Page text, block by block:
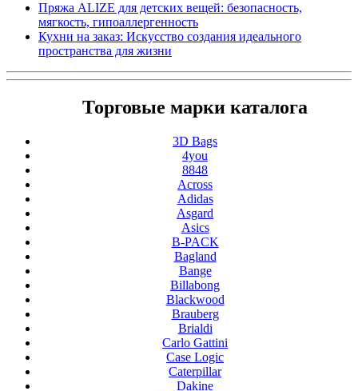
Пряжа ALIZE для детских вещей: безопасность,
мягкость, гипоаллергенность
Кухни на заказ: Искусство создания идеального
пространства для жизни
Торговые марки каталога
3D Bags
4you
8848
Across
Adidas
Asgard
Asics
B-PACK
Bagland
Bange
Billabong
Blackwood
Brauberg
Brialdi
Carlo Gattini
Case Logic
Caterpillar
Dakine